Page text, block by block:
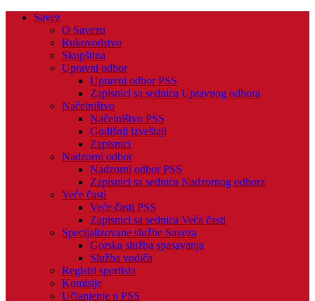
Savez
O Savezu
Rukovodstvo
Skupština
Upravni odbor
Upravni odbor PSS
Zapisnici sa sednica Upravnog odbora
Načelništvo
Načelništvo PSS
Godišnji izveštaji
Zapisnici
Nadzorni odbor
Nadzorni odbor PSS
Zapisnici sa sednica Nadzornog odbora
Veće časti
Veće časti PSS
Zapisnici sa sednica Veća časti
Specijalizovane službe Saveza
Gorska služba spasavanja
Služba vodiča
Registri sportista
Komisije
Učlanjenje u PSS